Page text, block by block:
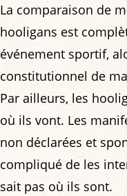
La comparaison de
hooligans est
événement sportif,
constitutionnel de
Par ailleurs, les
où ils vont. Les
non déclarées et
compliqué de les
sait pas où ils sont.